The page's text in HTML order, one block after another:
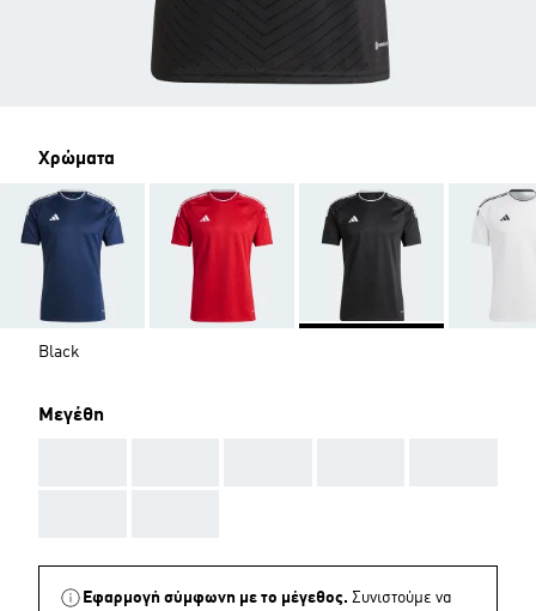
Χρώματα
Black
Μεγέθη
Εφαρμογή σύμφωνη με το μέγεθος. Συνιστούμε να